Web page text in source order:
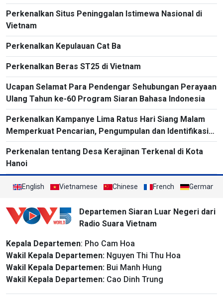
Siaran Bahasa Indonesia, VOV5
Perkenalkan Situs Peninggalan Istimewa Nasional di
Vietnam
Perkenalkan Kepulauan Cat Ba
Perkenalkan Beras ST25 di Vietnam
Ucapan Selamat Para Pendengar Sehubungan Perayaan
Ulang Tahun ke-60 Program Siaran Bahasa Indonesia
Perkenalkan Kampanye Lima Ratus Hari Siang Malam
Memperkuat Pencarian, Pengumpulan dan Identifikasi
Nama dan Informasi Pribadi Pahlawan
Perkenalan tentang Desa Kerajinan Terkenal di Kota
Hanoi
English Vietnamese Chinese French German
Departemen Siaran Luar Negeri dari
Radio Suara Vietnam
Kepala Departemen: Pho Cam Hoa
Wakil Kepala Departemen: Nguyen Thi Thu Hoa
Wakil Kepala Departemen: Bui Manh Hung
Wakil Kepala Departemen: Cao Dinh Trung